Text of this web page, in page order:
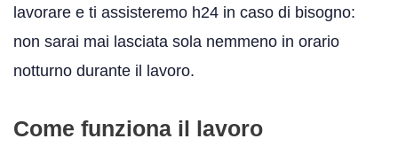
lavorare e ti assisteremo h24 in caso di bisogno:
non sarai mai lasciata sola nemmeno in orario
notturno durante il lavoro.
Come funziona il lavoro